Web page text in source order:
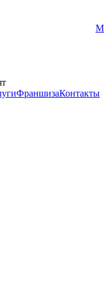
ФраншизаКонтакты